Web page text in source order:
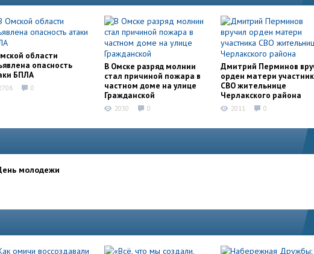
области
опасность
БПЛА
0
В Омске разряд молнии
стал причиной пожара в
частном доме на улице
Гражданской
2030 0
Дмитрий Перминов
орден матери
СВО жительнице
Черлакского района
2011 0
молодежи